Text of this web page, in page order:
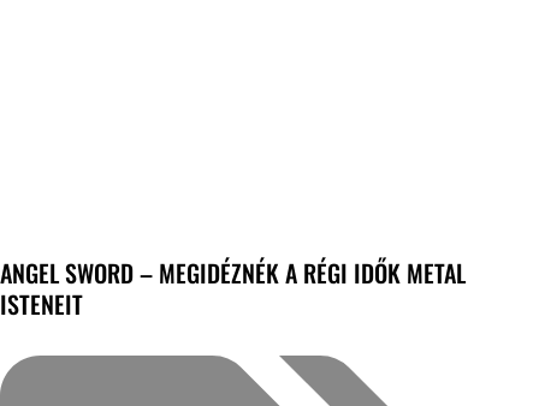
ANGEL SWORD – MEGIDÉZNÉK A RÉGI IDŐK METAL
ISTENEIT